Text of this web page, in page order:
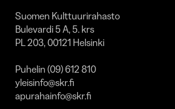
Suomen Kulttuurirahasto
Bulevardi 5 A, 5. krs
PL 203, 00121 Helsinki
Puhelin (09) 612 810
yleisinfo@skr.fi
apurahainfo@skr.fi